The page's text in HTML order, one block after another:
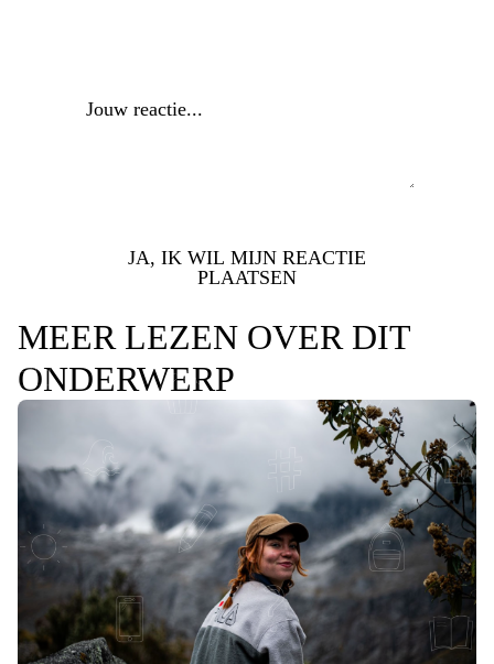
JA, IK WIL MIJN REACTIE
PLAATSEN
MEER LEZEN OVER DIT
ONDERWERP